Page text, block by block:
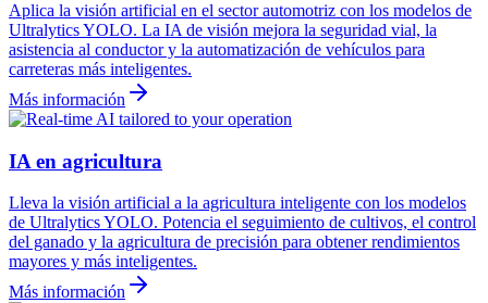
Aplica la visión artificial en el sector automotriz con los modelos de
Ultralytics YOLO. La IA de visión mejora la seguridad vial, la
asistencia al conductor y la automatización de vehículos para
carreteras más inteligentes.
Más información
IA en agricultura
Lleva la visión artificial a la agricultura inteligente con los modelos
de Ultralytics YOLO. Potencia el seguimiento de cultivos, el control
del ganado y la agricultura de precisión para obtener rendimientos
mayores y más inteligentes.
Más información